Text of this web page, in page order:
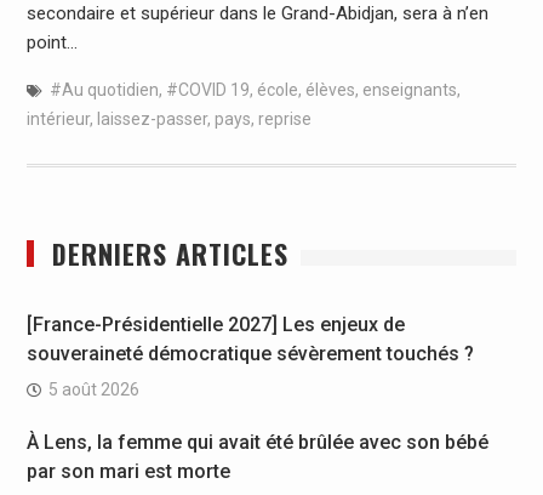
secondaire et supérieur dans le Grand-Abidjan, sera à n’en
point…
#Au quotidien, #COVID 19, école, élèves, enseignants,
intérieur, laissez-passer, pays, reprise
DERNIERS ARTICLES
[France-Présidentielle 2027] Les enjeux de
souveraineté démocratique sévèrement touchés ?
5 août 2026
À Lens, la femme qui avait été brûlée avec son bébé
par son mari est morte